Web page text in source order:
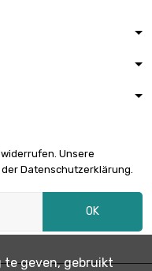
Unsere
Datenschutzerklärung.
OK
te geven, gebruikt